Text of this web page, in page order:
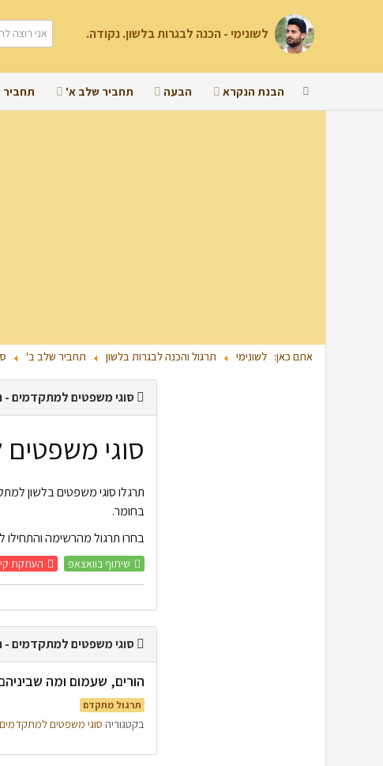
לשונימי - הכנה לבגרות בלשון. נקודה.
הבנת הנקרא הבעה תחביר שלב א'
אתם כאן: לשונימי תרגול והכנה לבגרות בלשון תחביר שלב ב'
סוגי משפטים למתקדמים -
סוגי
תרגלו סוגי משפטים בלשון
בחומר.
בחרו תרגול מהרשימה והתחילו
שיתוף בוואצאפ העתקת
סוגי משפטים למתקדמים -
הורים, שעמום ומה
תרגול מתקדם
בקטגוריה סוגי משפטים למתקדמים